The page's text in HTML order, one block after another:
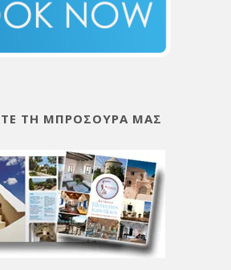
ΤΗ ΜΠΡΟΣΟΥΡΑ ΜΑΣ